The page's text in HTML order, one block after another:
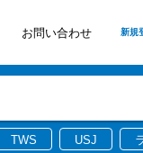
お問い合わせ 新規
TWS USJ